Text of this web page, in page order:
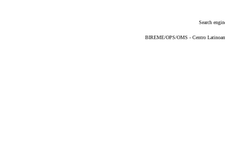
Search
BIREME/OPS/OMS - Centro